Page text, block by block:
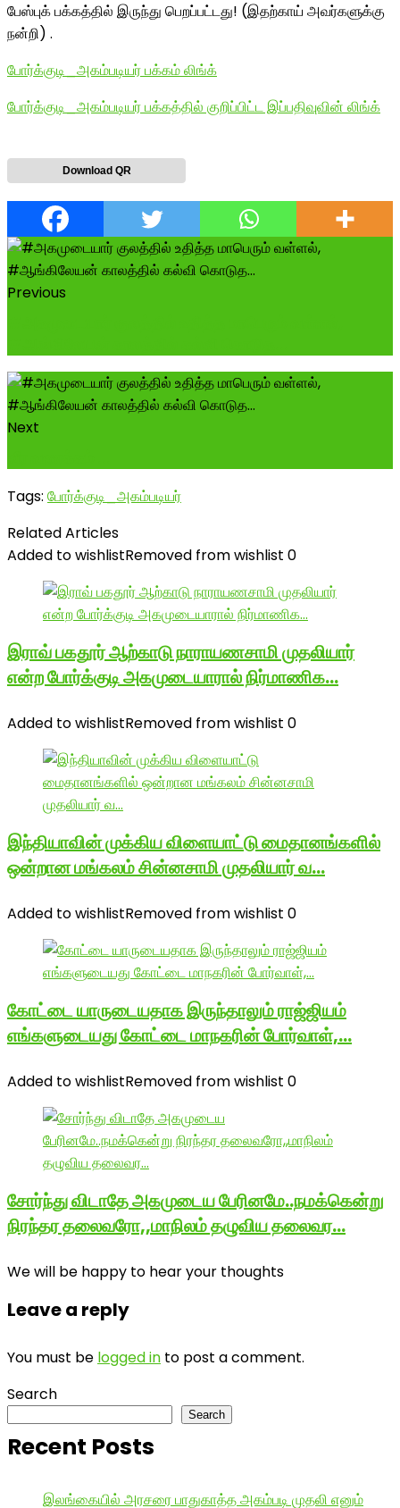
பேஸ்புக் பக்கத்தில் இருந்து பெறப்பட்டது! (இதற்காய் அவர்களுக்கு
நன்றி) .
போர்க்குடி_அகம்படியர் பக்கம் லிங்க்
போர்க்குடி_அகம்படியர் பக்கத்தில் குறிப்பிட்ட இப்பதிவுவின் லிங்க்
Download QR
Previous
Next
Tags: போர்க்குடி_அகம்படியர்
Related Articles
Added to wishlistRemoved from wishlist 0
இராவ் பகதூர் ஆற்காடு நாராயணசாமி முதலியார்
என்ற போர்க்குடி அகமுடையாரால் நிர்மாணிக…
Added to wishlistRemoved from wishlist 0
இந்தியாவின் முக்கிய விளையாட்டு மைதானங்களில்
ஒன்றான மங்கலம் சின்னசாமி முதலியார் வ…
Added to wishlistRemoved from wishlist 0
கோட்டை யாருடையதாக இருந்தாலும் ராஜ்ஜியம்
எங்களுடையது கோட்டை மாநகரின் போர்வாள்,…
Added to wishlistRemoved from wishlist 0
சோர்ந்து விடாதே அகமுடைய பேரினமே..நமக்கென்று
நிரந்தர தலைவரோ,,மாநிலம் தழுவிய தலைவர…
We will be happy to hear your thoughts
Leave a reply
You must be logged in to post a comment.
Search
Search
Recent Posts
இலங்கையில் அரசரை பாதுகாத்த அகம்படி முதலி எனும்